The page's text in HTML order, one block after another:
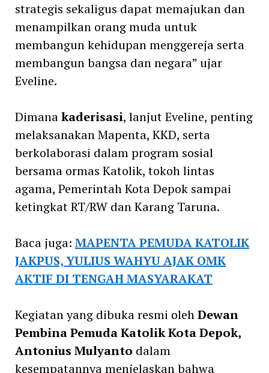
strategis sekaligus dapat memajukan dan
menampilkan orang muda untuk
membangun kehidupan menggereja serta
membangun bangsa dan negara” ujar
Eveline.
Dimanakaderisasi, lanjut Eveline, penting
melaksanakan Mapenta, KKD, serta
berkolaborasi dalam program sosial
bersama ormas Katolik, tokoh lintas
agama, Pemerintah Kota Depok sampai
ketingkat RT/RW dan Karang Taruna.
Baca juga: MAPENTA PEMUDA KATOLIK
JAKPUS, YULIUS WAHYU AJAK OMK
AKTIF DI TENGAH MASYARAKAT
Kegiatan yang dibuka resmi olehDewan
Pembina Pemuda Katolik Kota Depok,
Antonius Mulyanto dalam
kesempatannya menjelaskan bahwa